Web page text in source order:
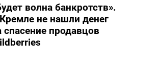
волна банкротств».
не нашли денег
спасение продавцов